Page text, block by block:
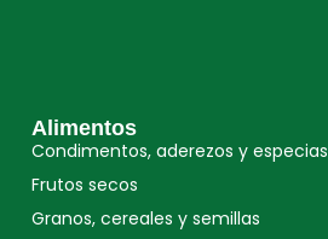
Alimentos
Condimentos, aderezos y especias
Frutos secos
Granos, cereales y semillas